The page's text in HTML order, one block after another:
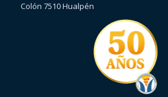
Colón 7510 Hualpén